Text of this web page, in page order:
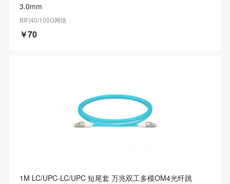
3.0mm
BIF|40/100G网络
￥70
1M LC/UPC-LC/UPC 短尾套 万兆双工多模OM4光纤跳